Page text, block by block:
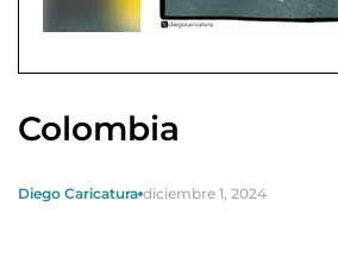
Colombia
Diego Caricatura diciembre 1, 2024